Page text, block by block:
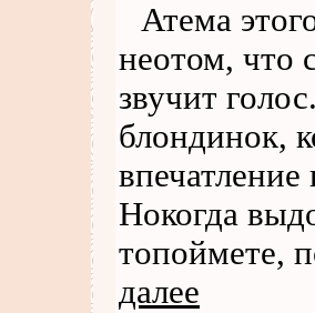
Атема
неотом, что
звучит
блондинок,
Нокогда
топоймете,
далее